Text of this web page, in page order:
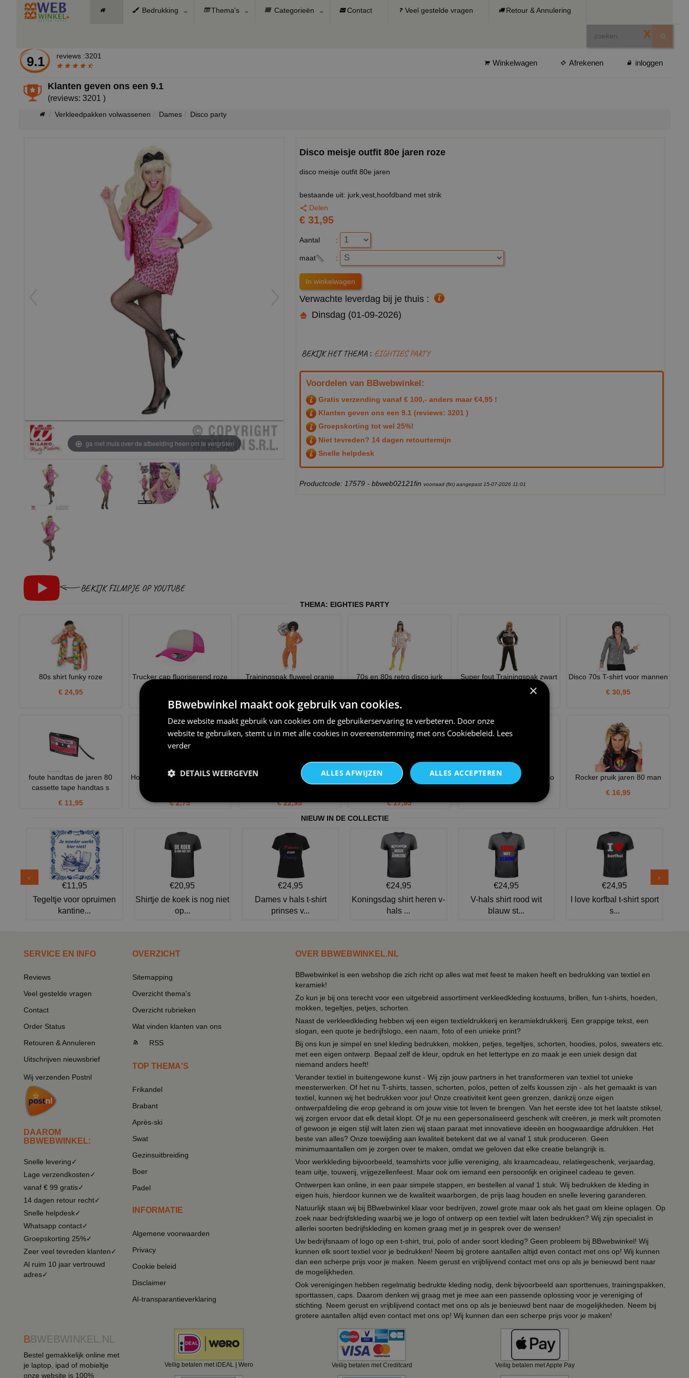
Bedrukking Thema's Categorieën Contact Veel gestelde vragen Retour & Annulering
X
9.1 reviews :3201
Winkelwagen Afrekenen inloggen
Klanten geven ons een9.1
(reviews: 3201 )
Verkleedpakken volwassenen Dames Disco party
ga met muis over de afbeelding heen om te vergroten
BEKIJK FILMPJE OP YOUTUBE
Disco meisje outfit 80e jaren roze
disco meisje outfit 80e jaren
bestaande uit: jurk,vest,hoofdband met strik
Delen
€ 31,95
Aantal :
maat :
Verwachte leverdag bij je thuis :
Dinsdag (01-09-2026)
BEKIJK HET THEMA : EIGHTIES PARTY
Voordelen van BBwebwinkel:
Gratis verzending vanaf € 100,- anders maar €4,95 !
Klanten geven ons een 9.1 (reviews: 3201 )
Groepskorting tot wel 25%!
Niet tevreden? 14 dagen retourtermijn
Snelle helpdesk
Productcode: 17579 - bbweb02121fin voorraad (fin) aangepast 15-07-2026 11:01
THEMA: EIGHTIES PARTY
80s shirt funky roze
€ 24,95
Trucker cap fluoriserend roze
€ 9,75
Trainingspak fluweel oranje
€ 34,95
70s en 80s retro disco jurk
€ 19,95
Super fout Trainingspak zwart
maaskantje outfit
Disco 70s T-shirt voor mannen
€ 30,95
foute handtas de jaren 80
cassette tape handtas s
€ 11,95
Hoofdband neon geel jaren 80
€ 2,75
retro t-shirt! Cassettebandje im
€ 22,95
Blonde pruik, fashion 80s met
€ 17,95
70s jurkje voor dames disco
Rocker pruik jaren 80 man
€ 16,95
NIEUW IN DE COLLECTIE
€11,95
Tegeltje voor opruimen
kantine...
€20,95
Shirtje de koek is nog niet
op...
€24,95
Dames v hals t-shirt
prinses v...
€24,95
Koningsdag shirt heren v-
hals ...
€24,95
V-hals shirt rood wit
blauw st...
€24,95
I love korfbal t-shirt sport
s...
SERVICE EN INFO
Reviews
Veel gestelde vragen
Contact
Order Status
Retouren & Annuleren
Uitschrijven nieuwsbrief
Wij verzenden Postnl
DAAROM
BBWEBWINKEL:
Snelle levering✓
Lage verzendkosten✓
vanaf € 99 gratis✓
14 dagen retour recht✓
Snelle helpdesk✓
Whatsapp contact✓
Groepskorting 25%✓
Zeer veel tevreden klanten✓
Al ruim 10 jaar vertrouwd
adres✓
OVERZICHT
Sitemapping
Overzicht thema's
Overzicht rubrieken
Wat vinden klanten van ons
RSS
TOP THEMA'S
Frikandel
Brabant
Après-ski
Swat
Gezinsuitbreiding
Boer
Padel
INFORMATIE
Algemene voorwaarden
Privacy
Cookie beleid
Disclaimer
AI-transparantieverklaring
OVER BBWEBWINKEL.NL
BBwebwinkel is een webshop die zich richt op alles wat met feest te maken heeft en bedrukking van textiel en
keramiek!
Zo kun je bij ons terecht voor een uitgebreid assortiment verkleedkleding kostuums, brillen, fun t-shirts, hoeden,
mokken, tegeltjes, petjes, schorten.
Naast de verkleedkleding hebben wij een eigen textieldrukkerij en keramiekdrukkerij. Een grappige tekst, een
slogan, een quote je bedrijfslogo, een naam, foto of een unieke print?
Bij ons kun je simpel en snel kleding bedrukken, mokken, petjes, tegeltjes, schorten, hoodies, polos, sweaters etc.
met een eigen ontwerp. Bepaal zelf de kleur, opdruk en het lettertype en zo maak je een uniek design dat
niemand anders heeft!
Verander textiel in buitengewone kunst - Wij zijn jouw partners in het transformeren van textiel tot unieke
meesterwerken. Of het nu T-shirts, tassen, schorten, polos, petten of zelfs koussen zijn - als het gemaakt is van
textiel, kunnen wij het bedrukken voor jou! Onze creativiteit kent geen grenzen, dankzij onze eigen
ontwerpafdeling die erop gebrand is om jouw visie tot leven te brengen. Van het eerste idee tot het laatste stiksel,
wij zorgen ervoor dat elk detail klopt. Of je nu een gepersonaliseerd geschenk wilt creëren, je merk wilt promoten
of gewoon je eigen stijl wilt laten zien wij staan paraat met innovatieve ideeën en hoogwaardige afdrukken. Het
beste van alles? Onze toewijding aan kwaliteit betekent dat we al vanaf 1 stuk produceren. Geen
minimumaantallen om je zorgen over te maken, omdat we geloven dat elke creatie belangrijk is.
Voor werkkleding bijvoorbeeld, teamshirts voor jullie vereniging, als kraamcadeau, relatiegeschenk, verjaardag,
team uitje, touwerij, vrijgezellenfeest. Maar ook om iemand een persoonlijk en origineel cadeau te geven.
Ontwerpen kan online, in een paar simpele stappen, en bestellen al vanaf 1 stuk. Wij bedrukken de kleding in
eigen huis, hierdoor kunnen we de kwaliteit waarborgen, de prijs laag houden en snelle levering garanderen.
Natuurlijk staan wij bij BBwebwinkel klaar voor bedrijven, zowel grote maar ook als het gaat om kleine oplagen. Op
zoek naar bedrijfskleding waarbij we je logo of ontwerp op een textiel wilt laten bedrukken? Wij zijn specialist in
allerlei soorten bedrijfskleding en komen graag met je in gesprek over de wensen!
Uw bedrijfsnaam of logo op een t-shirt, trui, polo of ander soort kleding? Geen probleem bij BBwebwinkel! Wij
kunnen elk soort textiel voor je bedrukken! Neem bij grotere aantallen altijd even contact met ons op! Wij kunnen
dan een scherpe prijs voor je maken. Neem gerust en vrijblijvend contact met ons op als je benieuwd bent naar
de mogelijkheden.
Ook verenigingen hebben regelmatig bedrukte kleding nodig, denk bijvoorbeeld aan sporttenues, trainingspakken,
sporttassen, caps. Daarom denken wij graag met je mee aan een passende oplossing voor je vereniging of
stichting. Neem gerust en vrijblijvend contact met ons op als je benieuwd bent naar de mogelijkheden. Neem bij
grotere aantallen altijd even contact met ons op! Wij kunnen dan een scherpe prijs voor je maken!
BBWEBWINKEL.NL
Bestel gemakkelijk online met
je laptop, ipad of mobieltje
onze website is 100%
Veilig betalen met iDEAL | Wero Veilig betalen met Creditcard Veilig betalen met Apple Pay
×
BBwebwinkel maakt ook gebruik van cookies.
Deze website maakt gebruik van cookies om de gebruikerservaring te verbeteren. Door onze
website te gebruiken, stemt u in met alle cookies in overeenstemming met ons Cookiebeleid. Lees
verder
ALLES ACCEPTEREN
ALLES AFWIJZEN
DETAILS WEERGEVEN